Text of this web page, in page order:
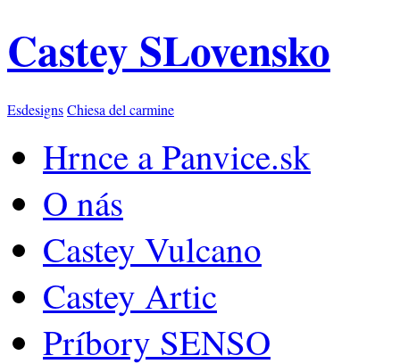
Castey SLovensko
EsdesignsChiesa del carmine
Hrnce a Panvice.sk
O nás
Castey Vulcano
Castey Artic
Príbory SENSO